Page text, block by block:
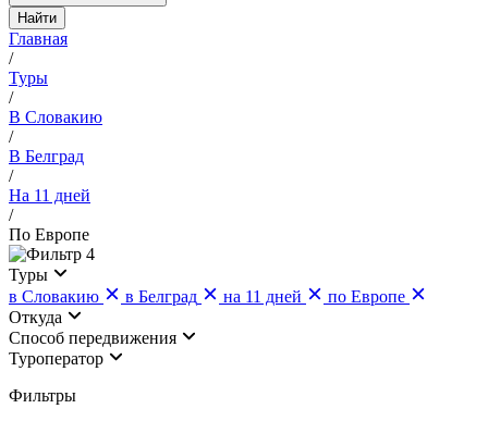
Найти
Главная
/
Туры
/
В Словакию
/
В Белград
/
На 11 дней
/
По Европе
4
Туры
в Словакию
в Белград на 11 дней
по Европе
Откуда
Cпособ передвижения
Туроператор
Фильтры